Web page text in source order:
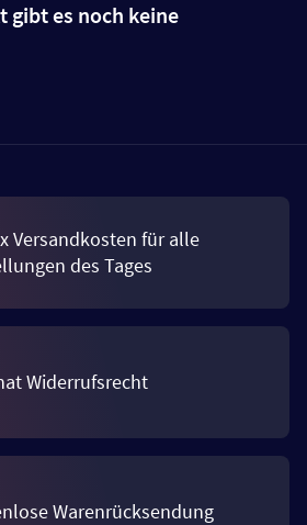
gibt es noch keine
Versandkosten für alle
des Tages
Widerrufsrecht
Warenrücksendung